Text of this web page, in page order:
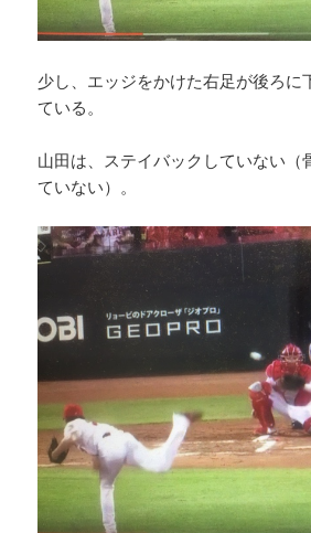
少し、エッジをかけた右足が後ろに
ている。
山田は、ステイバックしていない（
ていない）。